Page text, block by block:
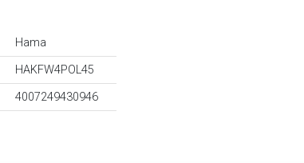
Hama
HAKFW4POL45
4007249430946